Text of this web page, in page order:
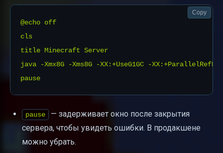
@echo off
cls
title Minecraft Server
java -Xmx8G -Xms8G -XX:+UseG1GC -
Copy
pause
— задерживает окно после закрытия
сервера, чтобы увидеть ошибки. В продакшене
можно убрать.